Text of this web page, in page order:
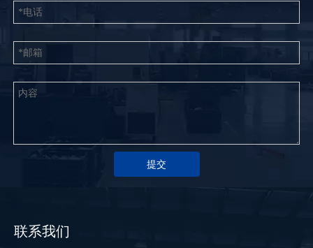
提交
联系我们